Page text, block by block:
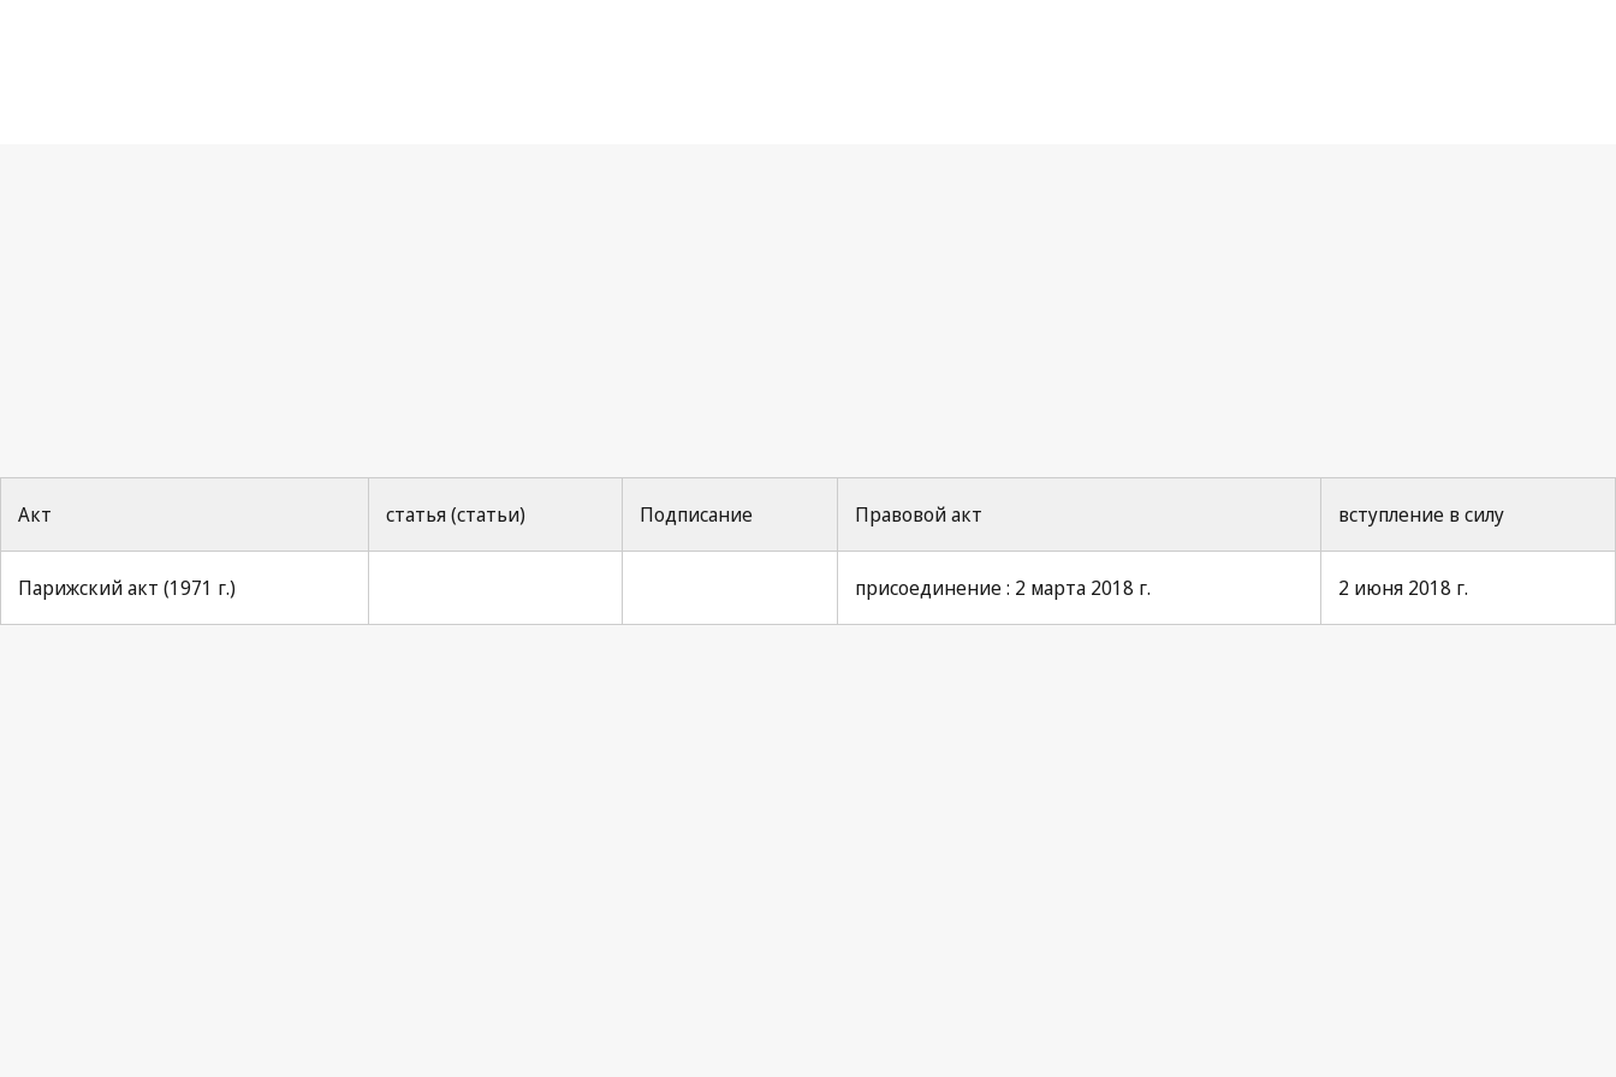
Акт статья (статьи) Подписание Правовой акт вступление в силу
Парижский акт (1971 г.) присоединение : 2 марта 2018 г. 2 июня 2018 г.